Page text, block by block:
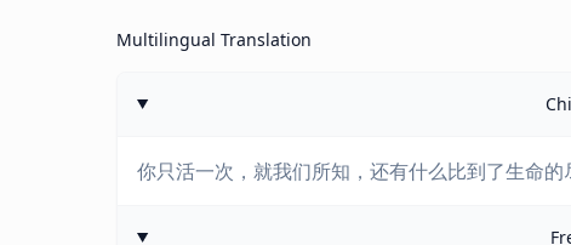
Multilingual Translation
你只活一次，就我们所知，还有什么比到了生命